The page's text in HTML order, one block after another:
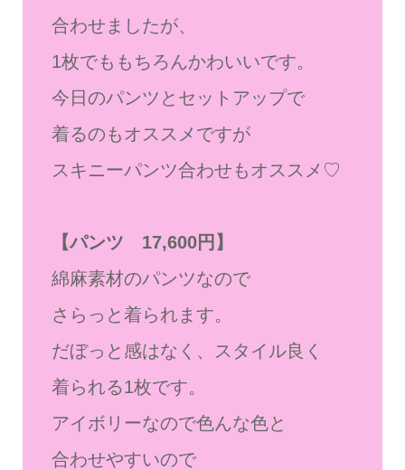
合わせましたが、
1枚でももちろんかわいいです。
今日のパンツとセットアップで
着るのもオススメですが
スキニーパンツ合わせもオススメ♡
【パンツ 17,600円】
綿麻素材のパンツなので
さらっと着られます。
だぼっと感はなく、スタイル良く
着られる1枚です。
アイボリーなので色んな色と
合わせやすいので